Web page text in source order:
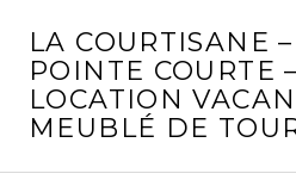
contenu
principal
LA COURTISANE
POINTE COURTE
LOCATION
MEUBLÉ DE